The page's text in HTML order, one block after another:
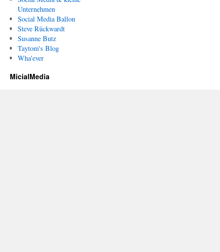
Unternehmen
Social Media Ballon
Steve Rückwardt
Susanne Butz
Taytom's Blog
Wha'ever
MicialMedia